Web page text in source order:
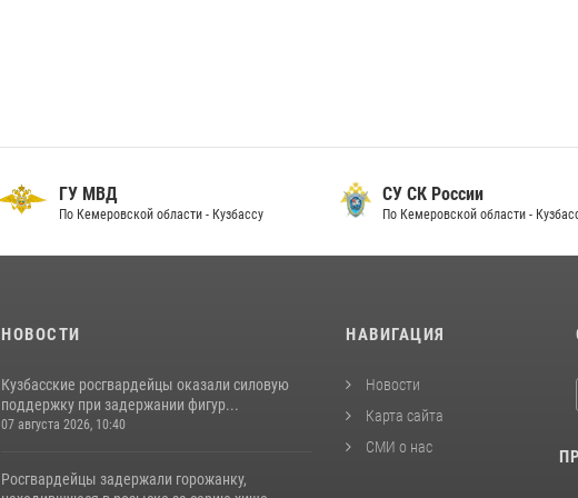
ГУ МВД
По Кемеровской области - Кузбассу
СУ СК России
По Кемеровской области -
НОВОСТИ
Кузбасские росгвардейцы оказали силовую
поддержку при задержании фигур...
07 августа 2026, 10:40
Росгвардейцы задержали горожанку,
НАВИГАЦИЯ
Новости
Карта сайта
СМИ о нас